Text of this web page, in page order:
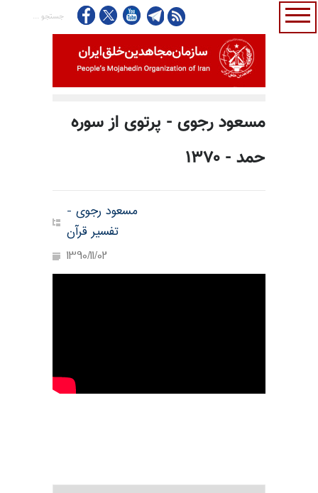
مسعود رجوی - پرتوی از سوره
حمد - ۱۳۷۰
مسعود رجوی -
تفسیر قرآن
1390/11/02